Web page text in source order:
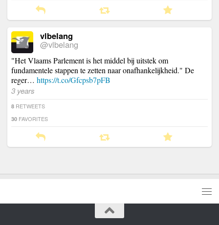
vlbelang
@vlbelang
"Het Vlaams Parlement is het middel bij uitstek om
fundamentele stappen te zetten naar onafhankelijkheid." De
reger… https://t.co/Gfcpsb7pFB
3 years
8 RETWEETS
30 FAVORITES